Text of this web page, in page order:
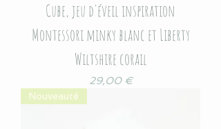
Cube, jeu d'éveil inspiration
Montessori minky blanc et Liberty
Wiltshire corail
Prix
29,00 €
Nouveauté